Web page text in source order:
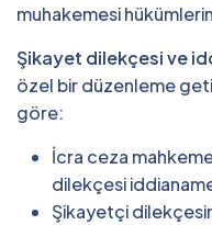
muhakemesi
Şikayet dilekçesi ve
özel bir düzenleme
göre:
İcra ceza
dilekçesi iddianame
Şikayetçi